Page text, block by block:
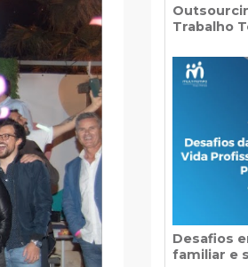
Trabalho
Desafios
familiar e